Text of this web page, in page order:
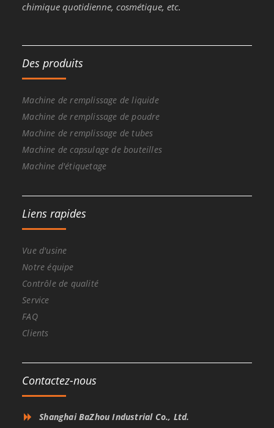
chimique quotidienne, cosmétique, etc.
Des produits
Machine de remplissage de liquide
Machine de remplissage de poudre
Machine de remplissage de tubes
Machine de capsulage de bouteilles
Machine d'étiquetage
Liens rapides
Vue d'usine
Notre équipe
Contrôle de qualité
Service
FAQ
Clients
Contactez-nous
Shanghai BaZhou Industrial Co., Ltd.